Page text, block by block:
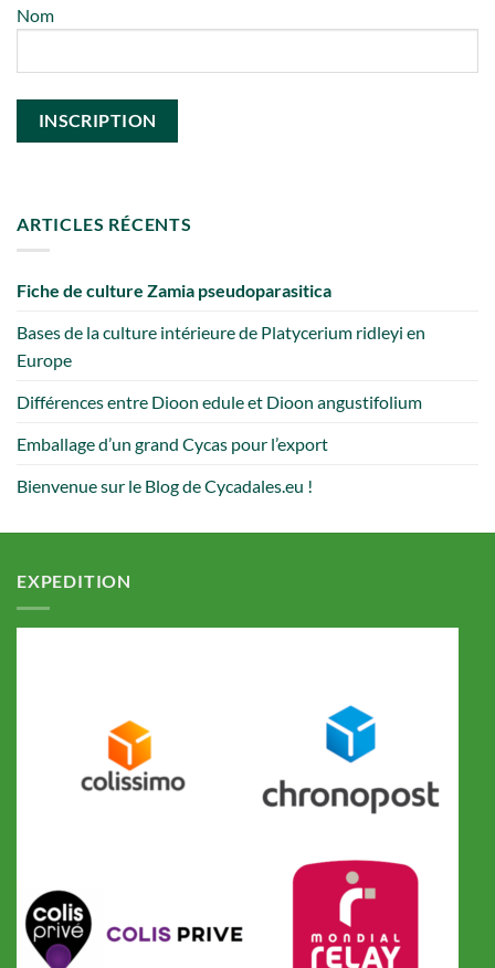
Nom
ARTICLES RÉCENTS
Fiche de culture Zamia pseudoparasitica
Bases de la culture intérieure de Platycerium ridleyi en
Europe
Différences entre Dioon edule et Dioon angustifolium
Emballage d’un grand Cycas pour l’export
Bienvenue sur le Blog de Cycadales.eu !
EXPEDITION